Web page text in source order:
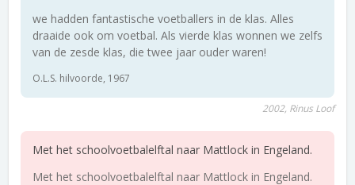
we hadden fantastische voetballers in de klas. Alles
draaide ook om voetbal. Als vierde klas wonnen we zelfs
van de zesde klas, die twee jaar ouder waren!
O.L.S. hilvoorde, 1967
2002, Rinus Loof
Met het schoolvoetbalelftal naar Mattlock in Engeland.
Met het schoolvoetbalelftal naar Mattlock in Engeland.